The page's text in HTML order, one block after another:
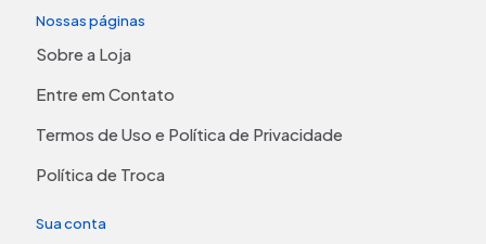
Nossas páginas
Sobre a Loja
Entre em Contato
Termos de Uso e Política de Privacidade
Política de Troca
Sua conta